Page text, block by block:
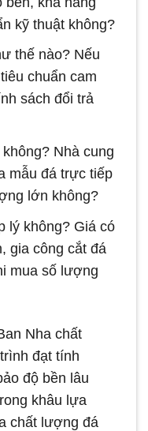
kỹ thuật không?
thế nào? Nếu
chuẩn cam
sách đổi trả
Nhà cung
mẫu đá trực tiếp
lớn không?
lý không? Giá có
gia công cắt đá
mua số lượng
Nha chất
đạt tính
độ bền lâu
khâu lựa
chất lượng đá